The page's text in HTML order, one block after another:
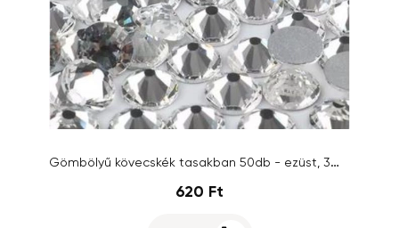
Gömbölyű kövecskék tasakban 50db - ezüst, 3mm/strasszkő
620 Ft